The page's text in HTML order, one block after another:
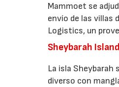
Mammoet se
envío de las villas
Logistics, un
Sheybarah
La isla Sheybarah
diverso con